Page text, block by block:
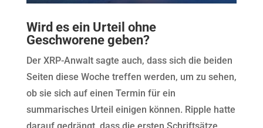
Wird es ein Urteil ohne
Geschworene geben?
Der XRP-Anwalt sagte auch, dass sich die beiden
Seiten diese Woche treffen werden, um zu sehen,
ob sie sich auf einen Termin für ein
summarisches Urteil einigen können. Ripple hatte